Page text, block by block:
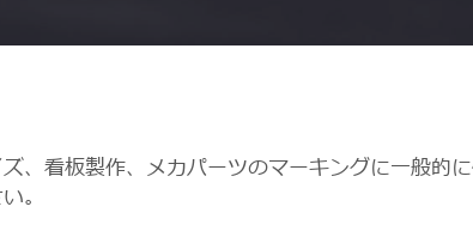
看板製作、メカパーツのマーキングに一般的
。